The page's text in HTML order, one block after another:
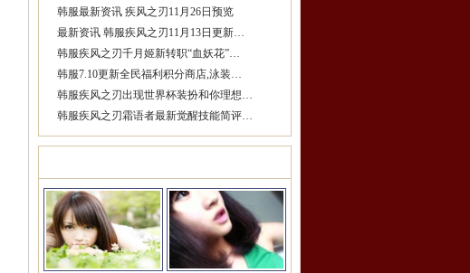
韩服最新资讯 疾风之刃11月26日预览
最新资讯 韩服疾风之刃11月13日更新…
韩服疾风之刃千月姬新转职“血妖花”…
韩服7.10更新全民福利积分商店,泳装…
韩服疾风之刃出现世界杯装扮和你理想…
韩服疾风之刃霜语者最新觉醒技能简评…